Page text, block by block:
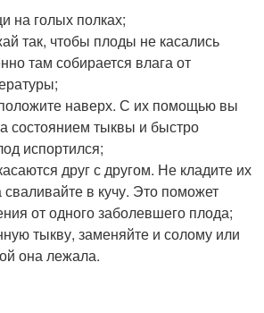
на голых полках;
так, чтобы плоды не касались
там собирается влага от
наверх. С их помощью вы
состоянием тыквы и быстро
испортился;
друг с другом. Не кладите их
сваливайте в кучу. Это поможет
от одного заболевшего плода;
тыкву, заменяйте и солому или
она лежала.